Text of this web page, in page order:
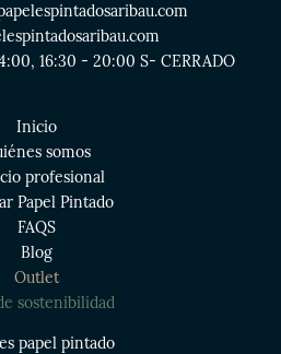
16:30 - 20:00 S- CERRADO
Inicio
somos
profesional
Papel Pintado
FAQS
Blog
Outlet
sostenibilidad
papel pintado